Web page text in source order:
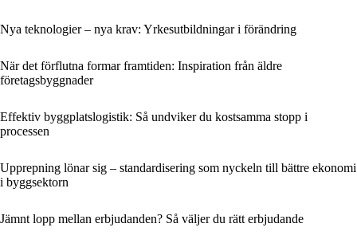
Nya teknologier – nya krav: Yrkesutbildningar i förändring
När det förflutna formar framtiden: Inspiration från äldre
företagsbyggnader
Effektiv byggplatslogistik: Så undviker du kostsamma stopp i
processen
Upprepning lönar sig – standardisering som nyckeln till bättre ekonomi
i byggsektorn
Jämnt lopp mellan erbjudanden? Så väljer du rätt erbjudande